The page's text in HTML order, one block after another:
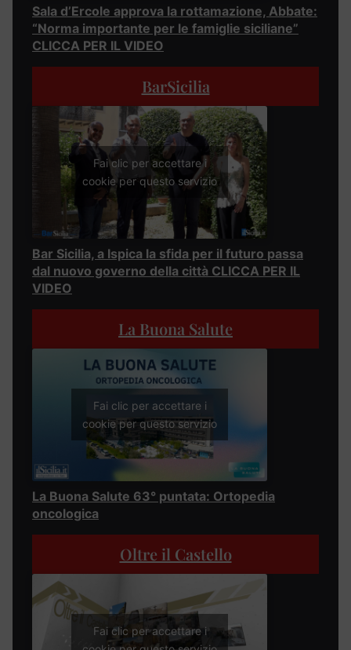
Sala d’Ercole approva la rottamazione, Abbate:
“Norma importante per le famiglie siciliane”
CLICCA PER IL VIDEO
BarSicilia
Fai clic per accettare i
cookie per questo servizio
Bar Sicilia, a Ispica la sfida per il futuro passa
dal nuovo governo della città CLICCA PER IL
VIDEO
La Buona Salute
Fai clic per accettare i
cookie per questo servizio
La Buona Salute 63° puntata: Ortopedia
oncologica
Oltre il Castello
Fai clic per accettare i